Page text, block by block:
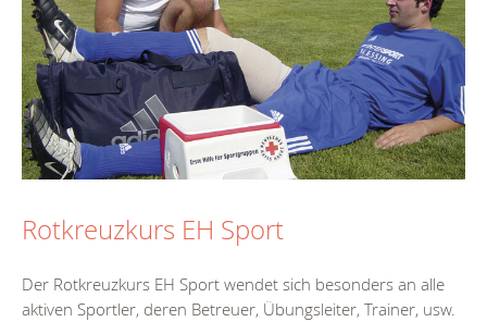
Rotkreuzkurs EH Sport
Der Rotkreuzkurs EH Sport wendet sich besonders an alle
aktiven Sportler, deren Betreuer, Übungsleiter, Trainer, usw.